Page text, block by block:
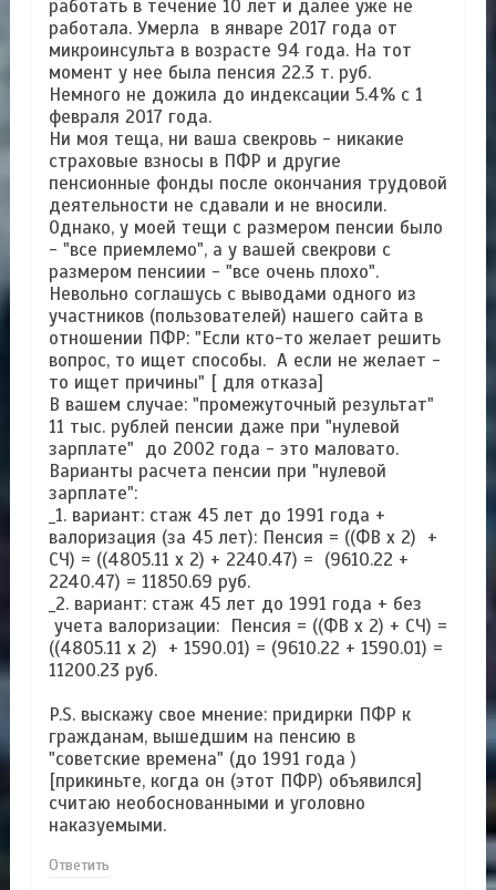
работать в течение 10 лет и далее уже не
работала. Умерла в январе 2017 года от
микроинсульта в возрасте 94 года. На тот
момент у нее была пенсия 22.3 т. руб.
Немного не дожила до индексации 5.4% c 1
февраля 2017 года.
Ни моя теща, ни ваша свекровь - никакие
страховые взносы в ПФР и другие
пенсионные фонды после окончания трудовой
деятельности не сдавали и не вносили.
Однако, у моей тещи с размером пенсии было
- "все приемлемо", а у вашей свекрови с
размером пенсиии - "все очень плохо".
Невольно соглашусь с выводами одного из
участников (пользователей) нашего сайта в
отношении ПФР: "Если кто-то желает решить
вопрос, то ищет способы. А если не желает -
то ищет причины" [ для отказа]
В вашем случае: "промежуточный результат"
11 тыс. рублей пенсии даже при "нулевой
зарплате" до 2002 года - это маловато.
Варианты расчета пенсии при "нулевой
зарплате":
_1. вариант: стаж 45 лет до 1991 года +
валоризация (за 45 лет): Пенсия = ((ФВ x 2) +
СЧ) = ((4805.11 x 2) + 2240.47) = (9610.22 +
2240.47) = 11850.69 руб.
_2. вариант: стаж 45 лет до 1991 года + без
учета валоризации: Пенсия = ((ФВ x 2) + СЧ) =
((4805.11 x 2) + 1590.01) = (9610.22 + 1590.01) =
11200.23 руб.
P.S. выскажу свое мнение: придирки ПФР к
гражданам, вышедшим на пенсию в
"советские времена" (до 1991 года )
[прикиньте, когда он (этот ПФР) объявился]
считаю необоснованными и уголовно
наказуемыми.
Ответить